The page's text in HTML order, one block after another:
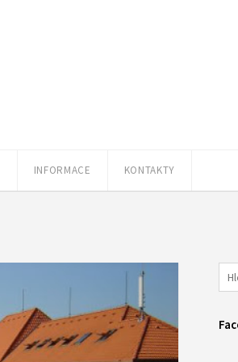
INFORMACE KONTAKTY